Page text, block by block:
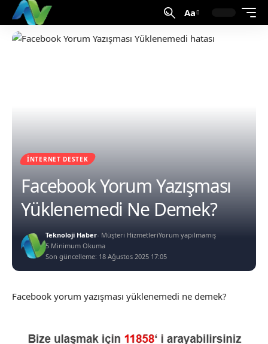
Aa
İNTERNET DESTEK
Facebook Yorum Yazışması
Yüklenemedi Ne Demek?
Son güncelleme: 18 Ağustos 2025 17:05
Teknoloji Haber- Müşteri HizmetleriYorum yapılmamış
5 Minimum Okuma
Facebook yorum yazışması yüklenemedi ne demek?